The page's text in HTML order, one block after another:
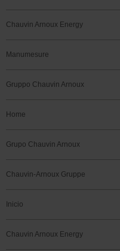
Chauvin Arnoux Energy
Manumesure
Gruppo Chauvin Arnoux
Home
Grupo Chauvin Arnoux
Chauvin-Arnoux Gruppe
Inicio
Chauvin Arnoux Energy